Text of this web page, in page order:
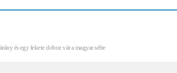
és egy fekete doboz vár a magyar séfre